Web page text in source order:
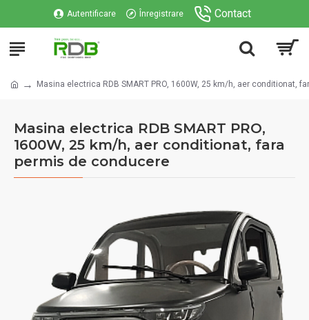
Autentificare Înregistrare Contact
Masina electrica RDB SMART PRO, 1600W, 25 km/h, aer conditionat,
Masina electrica RDB SMART PRO,
1600W, 25 km/h, aer conditionat, fara
permis de conducere